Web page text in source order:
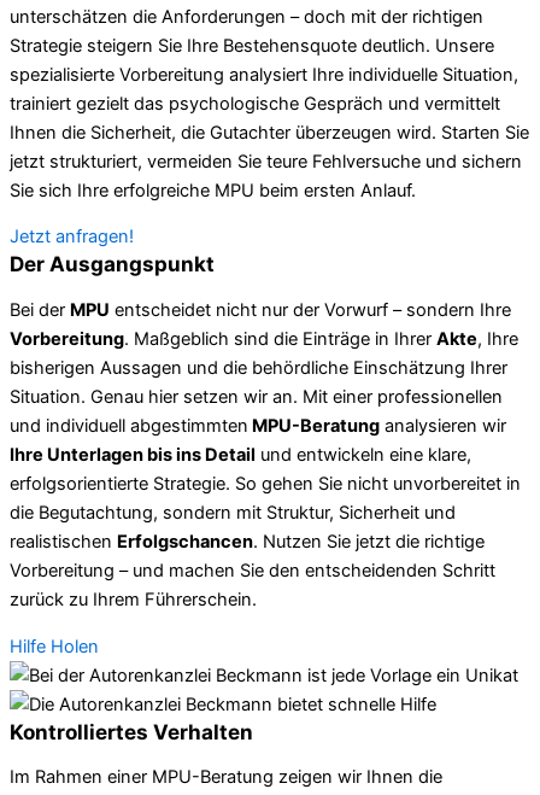
unterschätzen die Anforderungen – doch mit der richtigen
Strategie steigern Sie Ihre Bestehensquote deutlich. Unsere
spezialisierte Vorbereitung analysiert Ihre individuelle Situation,
trainiert gezielt das psychologische Gespräch und vermittelt
Ihnen die Sicherheit, die Gutachter überzeugen wird. Starten Sie
jetzt strukturiert, vermeiden Sie teure Fehlversuche und sichern
Sie sich Ihre erfolgreiche MPU beim ersten Anlauf.
Jetzt anfragen!
Der Ausgangspunkt
Bei der MPU entscheidet nicht nur der Vorwurf – sondern Ihre
Vorbereitung. Maßgeblich sind die Einträge in Ihrer Akte, Ihre
bisherigen Aussagen und die behördliche Einschätzung Ihrer
Situation. Genau hier setzen wir an. Mit einer professionellen
und individuell abgestimmten MPU-Beratung analysieren wir
Ihre Unterlagen bis ins Detail und entwickeln eine klare,
erfolgsorientierte Strategie. So gehen Sie nicht unvorbereitet in
die Begutachtung, sondern mit Struktur, Sicherheit und
realistischen Erfolgschancen. Nutzen Sie jetzt die richtige
Vorbereitung – und machen Sie den entscheidenden Schritt
zurück zu Ihrem Führerschein.
Hilfe Holen
Kontrolliertes Verhalten
Im Rahmen einer MPU-Beratung zeigen wir Ihnen die